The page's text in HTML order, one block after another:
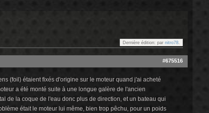
Dernière édition: par nitro78.
#675516
(foil) étaient fixés d'origine sur le moteur quand j'ai acheté
a été monté suite à une longue galère de l'ancien
de la coque de l'eau donc plus de direction, et un bateau qui
était le moteur lui même, bien trop pêchu, pour un poids